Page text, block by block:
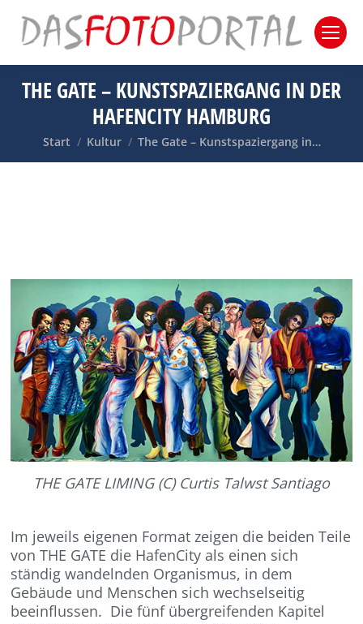
THE GATE – KUNSTSPAZIERGANG IN DER
HAFENCITY HAMBURG
Sie befinden sich hier:
Start Kultur The Gate – Kunstspaziergang in…
THE GATE LIMING (C) Curtis Talwst Santiago
Im jeweils eigenen Format zeigen die beiden Teile
von THE GATE die HafenCity als einen sich
ständig wandelnden Organismus, in dem
Gebäude und Menschen sich wechselseitig
beeinflussen. Die fünf übergreifenden Kapitel